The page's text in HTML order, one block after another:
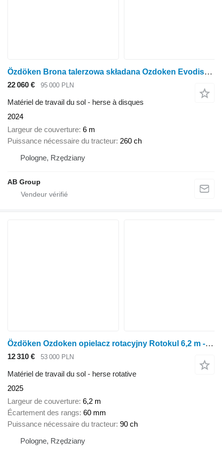
Özdöken Brona talerzowa składana Ozdoken Evodisc-TK600 poekspozycyjna
22 060 € 95 000 PLN
Matériel de travail du sol - herse à disques
2024
Largeur de couverture 6 m
Puissance nécessaire du tracteur 260 ch
Pologne, Rzędziany
AB Group
Özdöken Ozdoken opielacz rotacyjny Rotokul 6,2 m - dostępny od ręki
12 310 € 53 000 PLN
Matériel de travail du sol - herse rotative
2025
Largeur de couverture 6,2 m
Écartement des rangs 60 mm
Puissance nécessaire du tracteur 90 ch
Pologne, Rzędziany